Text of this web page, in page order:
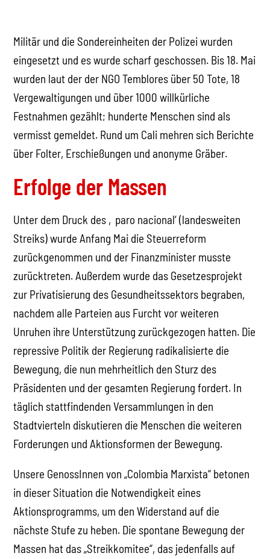
Militär und die Sondereinheiten der Polizei wurden
eingesetzt und es wurde scharf geschossen. Bis 18. Mai
wurden laut der der NGO Temblores über 50 Tote, 18
Vergewaltigungen und über 1000 willkürliche
Festnahmen gezählt; hunderte Menschen sind als
vermisst gemeldet. Rund um Cali mehren sich Berichte
über Folter, Erschießungen und anonyme Gräber.
Erfolge der Massen
Unter dem Druck des ‚paro nacional‘ (landesweiten
Streiks) wurde Anfang Mai die Steuerreform
zurückgenommen und der Finanzminister musste
zurücktreten. Außerdem wurde das Gesetzesprojekt
zur Privatisierung des Gesundheitssektors begraben,
nachdem alle Parteien aus Furcht vor weiteren
Unruhen ihre Unterstützung zurückgezogen hatten. Die
repressive Politik der Regierung radikalisierte die
Bewegung, die nun mehrheitlich den Sturz des
Präsidenten und der gesamten Regierung fordert. In
täglich stattfindenden Versammlungen in den
Stadtvierteln diskutieren die Menschen die weiteren
Forderungen und Aktionsformen der Bewegung.
Unsere GenossInnen von „Colombia Marxista“ betonen
in dieser Situation die Notwendigkeit eines
Aktionsprogramms, um den Widerstand auf die
nächste Stufe zu heben. Die spontane Bewegung der
Massen hat das „Streikkomitee“, das jedenfalls auf